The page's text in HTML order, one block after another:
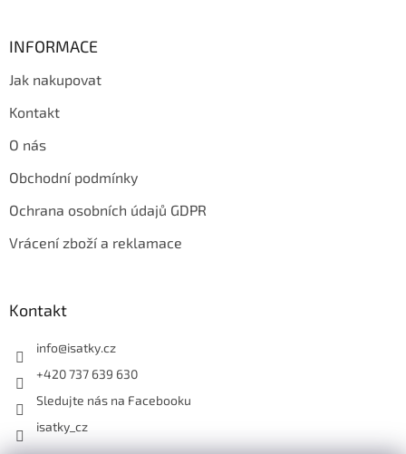
INFORMACE
Jak nakupovat
Kontakt
O nás
Obchodní podmínky
Ochrana osobních údajů GDPR
Vrácení zboží a reklamace
Kontakt
info@isatky.cz
+420 737 639 630
Sledujte nás na Facebooku
isatky_cz